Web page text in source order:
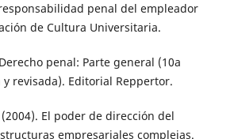
penal del empleador
de Cultura Universitaria.
penal: Parte general (10a
revisada). Editorial Reppertor.
El poder de dirección del
empresariales complejas.